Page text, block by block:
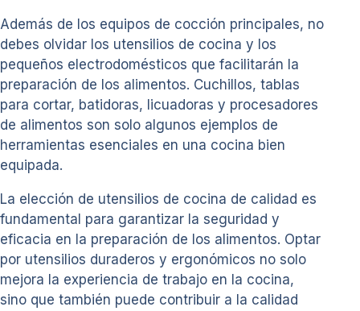
Además de los equipos de cocción principales, no
debes olvidar los utensilios de cocina y los
pequeños electrodomésticos que facilitarán la
preparación de los alimentos. Cuchillos, tablas
para cortar, batidoras, licuadoras y procesadores
de alimentos son solo algunos ejemplos de
herramientas esenciales en una cocina bien
equipada.
La elección de utensilios de cocina de calidad es
fundamental para garantizar la seguridad y
eficacia en la preparación de los alimentos. Optar
por utensilios duraderos y ergonómicos no solo
mejora la experiencia de trabajo en la cocina,
sino que también puede contribuir a la calidad